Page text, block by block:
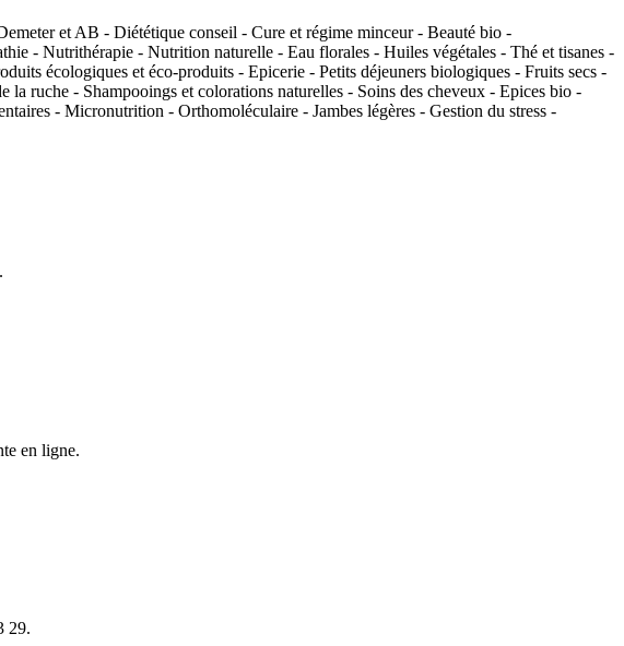
et AB - Diététique conseil - Cure et régime minceur - Beauté bio -
- Nutrithérapie - Nutrition naturelle - Eau florales - Huiles végétales - Thé et tisanes -
écologiques et éco-produits - Epicerie - Petits déjeuners biologiques - Fruits secs -
ruche - Shampooings et colorations naturelles - Soins des cheveux - Epices bio -
- Micronutrition - Orthomoléculaire - Jambes légères - Gestion du stress -
en ligne.
29.